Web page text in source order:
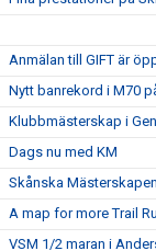
Anmälan till GIFT är
Nytt banrekord i M70
Klubbmästerskap i
Dags nu med KM
Skånska
A map for more Trail
VSM 1/2 maran i